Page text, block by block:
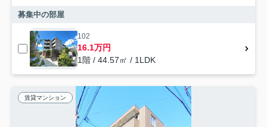
募集中の部屋
102
16.1万円
1階 / 44.57㎡ / 1LDK
賃貸マンション